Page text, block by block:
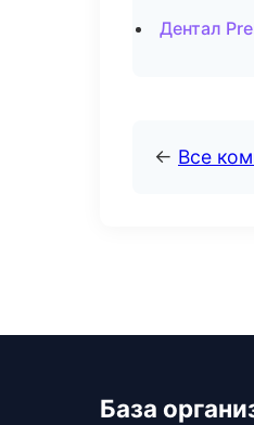
Дентал
← Все
База